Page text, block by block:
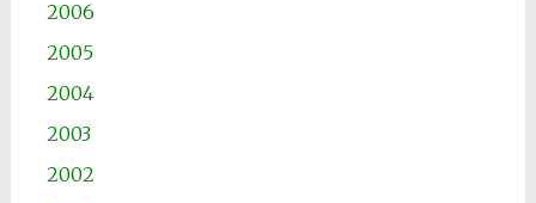
2006
2005
2004
2003
2002